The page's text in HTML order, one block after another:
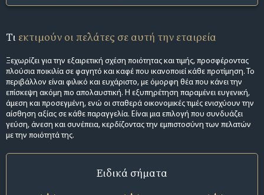
Τι εκτιμούν οι πελάτες σε αυτή την εταιρεία
Ξεχωρίζει για την εξαιρετική σχέση ποιότητας και τιμής, προσφέροντας
πλούσια ποικιλία σε φαγητό και καφέ που ικανοποιεί κάθε προτίμηση. Το
περιβάλλον είναι φιλικό και ευχάριστο, με όμορφη θέα που κάνει την
επίσκεψη ακόμη πιο απολαυστική. Η εξυπηρέτηση παραμένει ευγενική,
άμεση και προσεγμένη, ενώ οι σταθερά οικονομικές τιμές ενισχύουν την
αίσθηση αξίας σε κάθε παραγγελία. Είναι μια επιλογή που συνδυάζει
γεύση, άνεση και συνέπεια, κερδίζοντας την εμπιστοσύνη των πελατών
με την ποιότητά της.
Ειδικά σήματα